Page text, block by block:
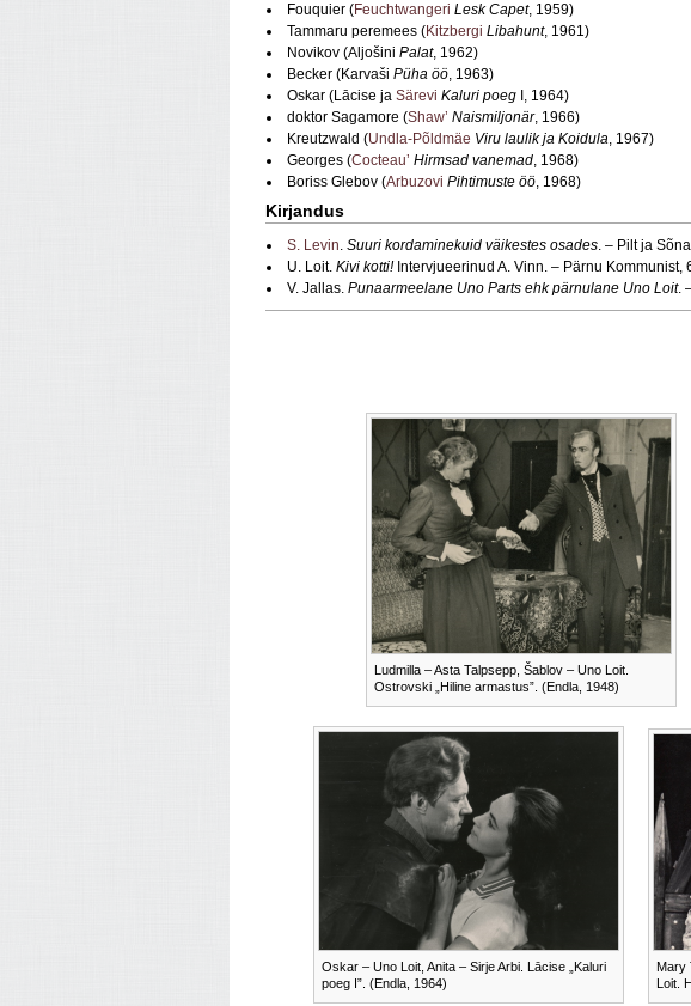
Fouquier (Feuchtwangeri Lesk Capet, 1959)
Tammaru peremees (Kitzbergi Libahunt, 1961)
Novikov (Aljošini Palat, 1962)
Becker (Karvaši Püha öö, 1963)
Oskar (Lācise ja Särevi Kaluri poeg I, 1964)
doktor Sagamore (Shaw’ Naismiljonär, 1966)
Kreutzwald (Undla‑Põldmäe Viru laulik ja Koidula, 1967)
Georges (Cocteau’ Hirmsad vanemad, 1968)
Boriss Glebov (Arbuzovi Pihtimuste öö, 1968)
Kirjandus
S. Levin. Suuri kordaminekuid väikestes osades. – Pilt ja
U. Loit. Kivi kotti! Intervjueerinud A. Vinn. – Pärnu Kommunist,
V. Jallas. Punaarmeelane Uno Parts ehk pärnulane Uno Loit.
Ludmilla – Asta Talpsepp, Šablov – Uno Loit.
Ostrovski „Hiline armastus”. (Endla, 1948)
Oskar – Uno Loit, Anita – Sirje Arbi. Lācise „Kaluri
poeg I”. (Endla, 1964)
Mary
Loit.